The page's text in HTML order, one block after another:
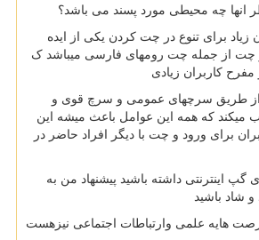
انها چه محیطی مورد پسند می باشد؟
زیاد برای تنوع در چت کردن یکی از ایده
چت از جمله چت رومهای فارسی میباشد ک
کاربران زیادی
طریق سرچهای عمومی و سرچ قوی و
که همه این عوامل باعث میشه این
برای ورود و چت با دیگر افراد حاضر در
اینترنتی داشته باشید پیشنهاد من به
شاد باشید
هایه علمی وارتباطات اجتماعی نیزهست